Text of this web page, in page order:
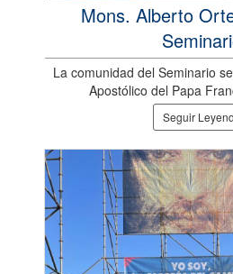
Mons. Alberto
La comunidad del Seminario
Apostólico del Papa
Seguir